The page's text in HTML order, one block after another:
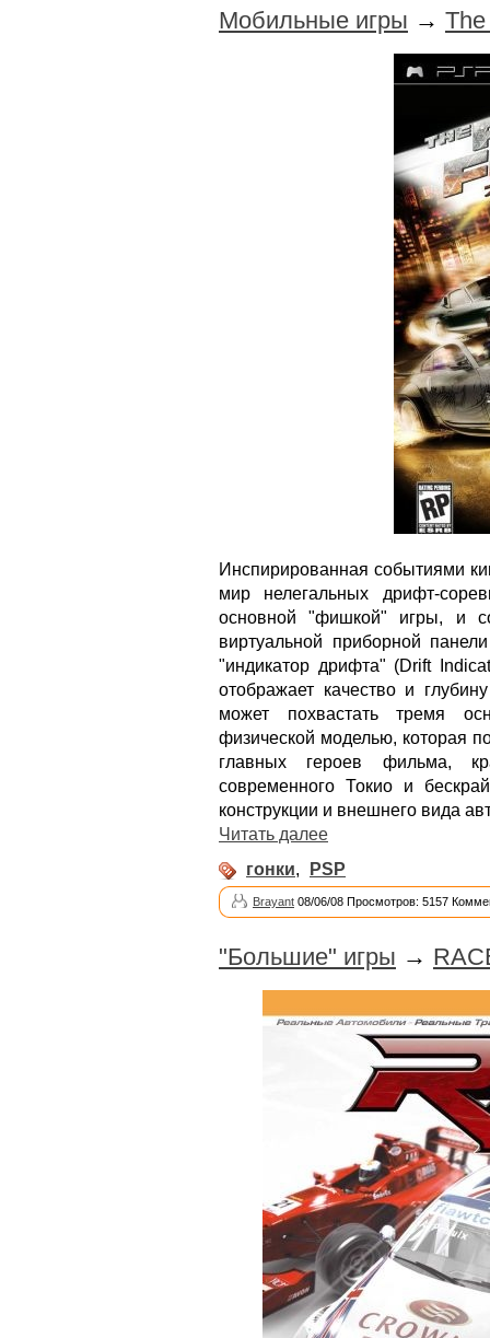
Мобильные игры →
Инспирированная событиями
мир нелегальных дрифт-
основной "фишкой" игры, и
виртуальной приборной
"индикатор дрифта" (Drift
отображает качество и
может похвастать тремя
физической моделью, которая
главных героев фильма,
современного Токио и
конструкции и внешнего вида
Читать далее
гонки, PSP
Brayant 08/06/08 Просмотров: 5157
"Большие" игры →